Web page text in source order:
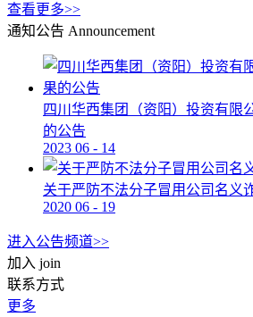
查看更多>>
通知公告 Announcement
四川华西集团（资阳）投资有限
的公告
2023 06 - 14
关于严防不法分子冒用公司名义
2020 06 - 19
进入公告频道>>
加入 join
联系方式
更多